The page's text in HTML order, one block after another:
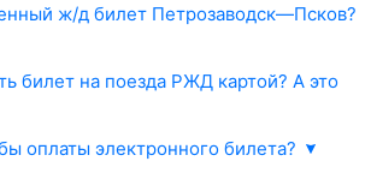
информацию РЖД о наличии жд билетов
Ласточка-премиум, либо другой
вагона и места.
билет онлайн одним из существующих
об оплате будет моментально передана
ж/д билет Петрозаводск—Псков?
РЖД.
железнодорожные кассы.
билет на поезда РЖД картой? А это
по безопасному каналу. Платежный шлюз
оплаты электронного билета?